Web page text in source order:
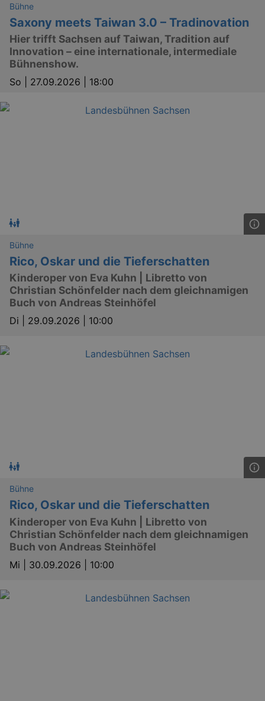
Bühne
Saxony meets Taiwan 3.0 – Tradinovation
Hier trifft Sachsen auf Taiwan, Tradition auf
Innovation – eine internationale, intermediale
Bühnenshow.
So | 27.09.2026 | 18:00
Bühne
Rico, Oskar und die Tieferschatten
Kinderoper von Eva Kuhn | Libretto von
Christian Schönfelder nach dem gleichnamigen
Buch von Andreas Steinhöfel
Di | 29.09.2026 | 10:00
Bühne
Rico, Oskar und die Tieferschatten
Kinderoper von Eva Kuhn | Libretto von
Christian Schönfelder nach dem gleichnamigen
Buch von Andreas Steinhöfel
Mi | 30.09.2026 | 10:00